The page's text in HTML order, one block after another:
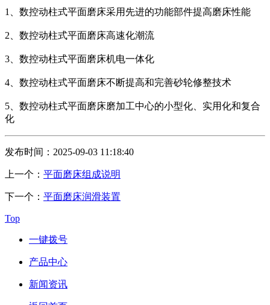
1、数控动柱式平面磨床采用先进的功能部件提高磨床性能
2、数控动柱式平面磨床高速化潮流
3、数控动柱式平面磨床机电一体化
4、数控动柱式平面磨床不断提高和完善砂轮修整技术
5、数控动柱式平面磨床磨加工中心的小型化、实用化和复合
化
发布时间：2025-09-03 11:18:40
上一个： 平面磨床组成说明
下一个： 平面磨床润滑装置
Top
一键拨号
产品中心
新闻资讯